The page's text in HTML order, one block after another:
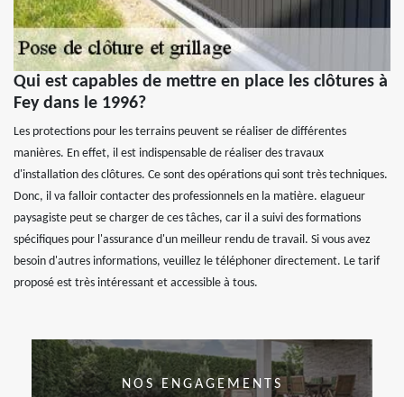
Qui est capables de mettre en place les clôtures à
Fey dans le 1996?
Les protections pour les terrains peuvent se réaliser de différentes
manières. En effet, il est indispensable de réaliser des travaux
d'installation des clôtures. Ce sont des opérations qui sont très techniques.
Donc, il va falloir contacter des professionnels en la matière. elagueur
paysagiste peut se charger de ces tâches, car il a suivi des formations
spécifiques pour l'assurance d'un meilleur rendu de travail. Si vous avez
besoin d'autres informations, veuillez le téléphoner directement. Le tarif
proposé est très intéressant et accessible à tous.
NOS ENGAGEMENTS